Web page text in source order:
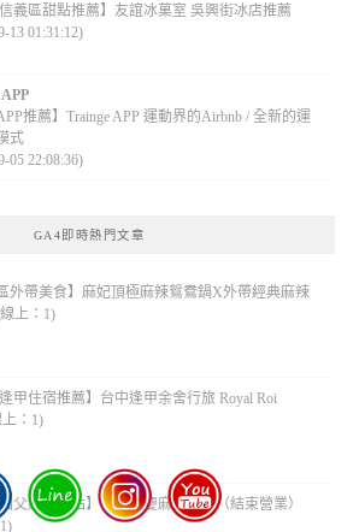
信義區甜點推薦】友誼冰菓室 吳興街冰店推薦
13 01:31:12)
推薦】Trainge APP 運動界的Airbnb / 全新的運
式
05 22:08:36)
GA4即時熱門文章
外帶美食】麻妃頂極麻辣鴛鴦鍋X外帶經典麻辣
上：1)
逢甲住宿推薦】台中逢甲余舍行旅 Royal Roi
：1)
父紀念館站】蓹青重慶麻辣鍋物（結束營業）